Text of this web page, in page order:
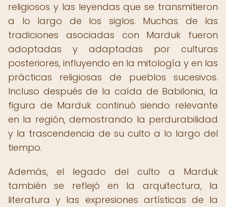
religiosos y las leyendas que se transmitieron
a lo largo de los siglos. Muchas de las
tradiciones asociadas con Marduk fueron
adoptadas y adaptadas por culturas
posteriores, influyendo en la mitología y en las
prácticas religiosas de pueblos sucesivos.
Incluso después de la caída de Babilonia, la
figura de Marduk continuó siendo relevante
en la región, demostrando la perdurabilidad
y la trascendencia de su culto a lo largo del
tiempo.
Además, el legado del culto a Marduk
también se reflejó en la arquitectura, la
literatura y las expresiones artísticas de la